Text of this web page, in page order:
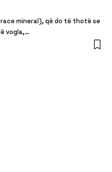
mineral), që do të thotë se
vogla,…